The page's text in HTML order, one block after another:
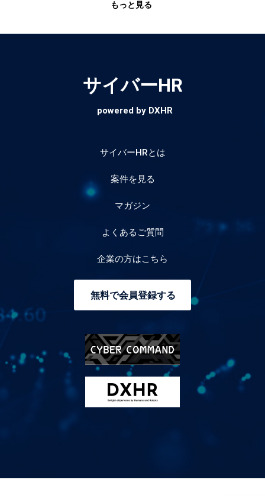
もっと見る
サイバーHR
powered by DXHR
サイバーHRとは
案件を見る
マガジン
よくあるご質問
企業の方はこちら
無料で会員登録する